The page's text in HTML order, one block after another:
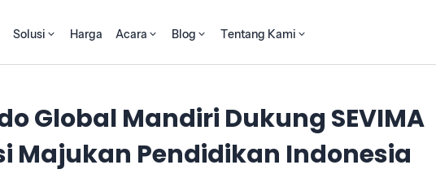
Solusi Harga Acara Blog Tentang Kami
Global Mandiri Dukung SEVIMA
Majukan Pendidikan Indonesia